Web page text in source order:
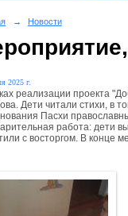
→ Новости
2025 г.
реализации проекта
Дети читали стихи, в
Пасхи
работа: дети
с восторгом. В конце